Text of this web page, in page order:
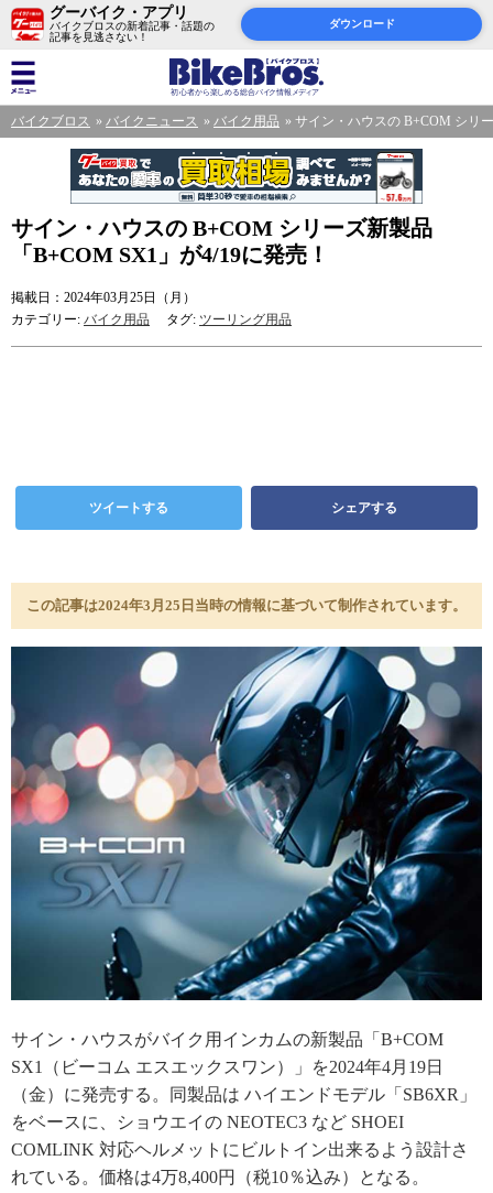
グーバイク・アプリ
バイクブロスの新着記事・話題の
記事を見逃さない！
ダウンロード
バイクブロス バイクニュース バイク用品 サイン・ハウスの B+COM シリ
サイン・ハウスの B+COM シリーズ新製品
「B+COM SX1」が4/19に発売！
掲載日：2024年03月25日（月）
カテゴリー: バイク用品 タグ: ツーリング用品
ツイートする シェアする
この記事は2024年3月25日当時の情報に基づいて制作されています。
サイン・ハウスがバイク用インカムの新製品「B+COM
SX1（ビーコム エスエックスワン）」を2024年4月19日
（金）に発売する。同製品は ハイエンドモデル「SB6XR」
をベースに、ショウエイの NEOTEC3 など SHOEI
COMLINK 対応ヘルメットにビルトイン出来るよう設計さ
れている。価格は4万8,400円（税10％込み）となる。